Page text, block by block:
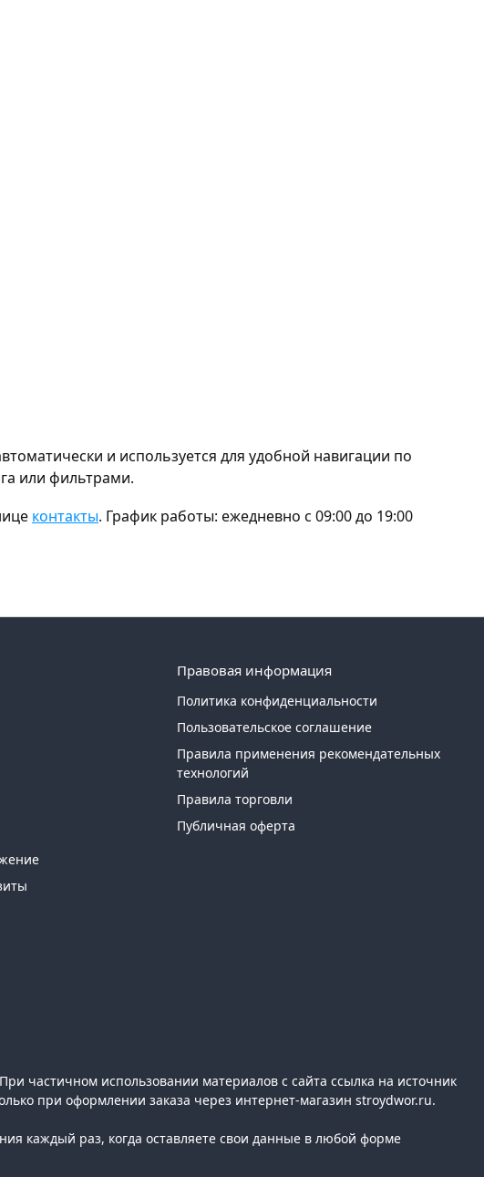
и используется для удобной навигации по
или фильтрами.
контакты. График работы: ежедневно с 09:00 до 19:00
Правовая информация
Политика конфиденциальности
Пользовательское соглашение
Правила применения рекомендательных
технологий
Правила торговли
Публичная оферта
частичном использовании материалов с сайта ссылка на источник
при оформлении заказа через интернет-магазин stroydwor.ru.
каждый раз, когда оставляете свои данные в любой форме